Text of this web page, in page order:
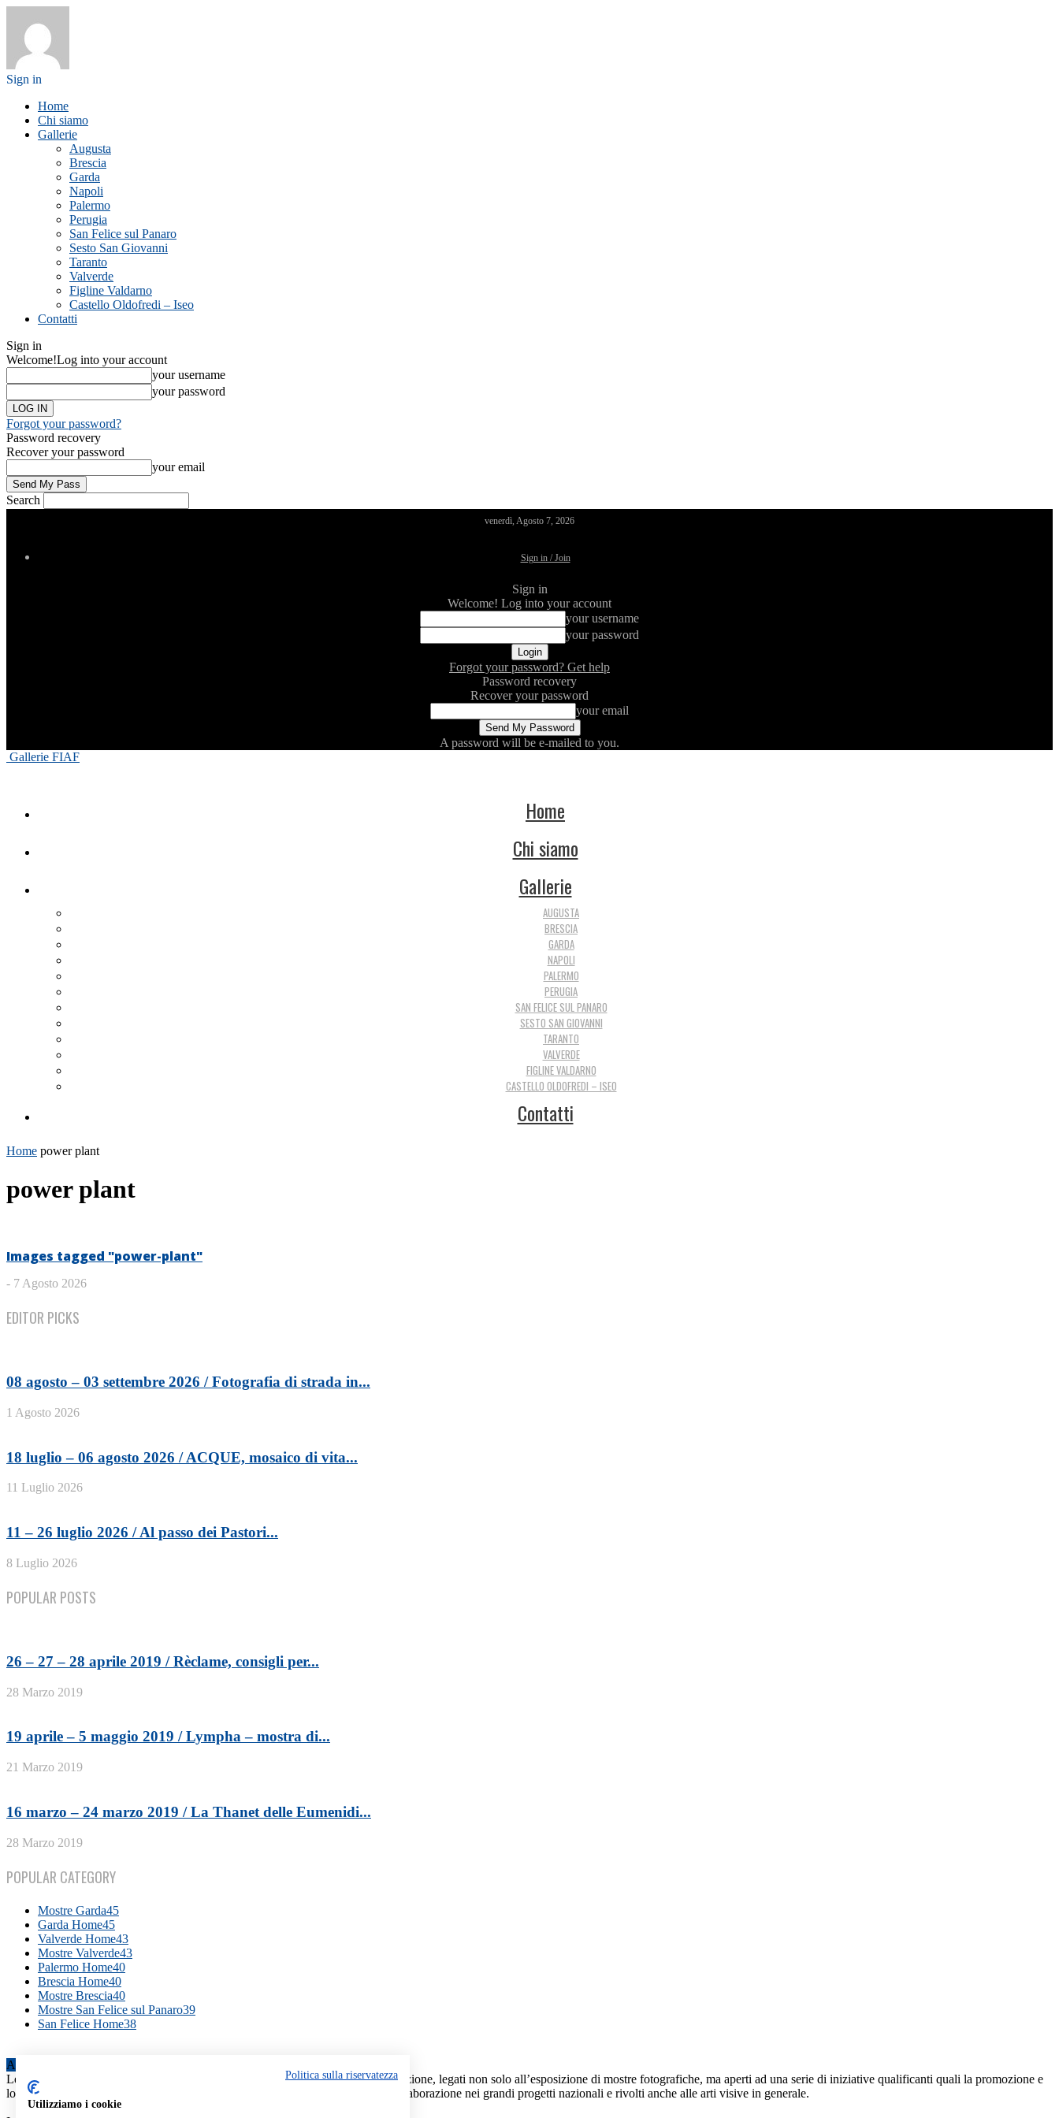
Sign in
Home
Chi siamo
Gallerie
Augusta
Brescia
Garda
Napoli
Palermo
Perugia
San Felice sul Panaro
Sesto San Giovanni
Taranto
Valverde
Figline Valdarno
Castello Oldofredi – Iseo
Contatti
Sign in
Welcome!Log into your account
your username
your password
Forgot your password?
Password recovery
Recover your password
your email
Search
venerdì, Agosto 7, 2026
Sign in / Join
Sign in
Welcome! Log into your account
your username
your password
Forgot your password? Get help
Password recovery
Recover your password
your email
A password will be e-mailed to you.
Gallerie FIAF
Home
Chi siamo
Gallerie
AUGUSTA
BRESCIA
GARDA
NAPOLI
PALERMO
PERUGIA
SAN FELICE SUL PANARO
SESTO SAN GIOVANNI
TARANTO
VALVERDE
FIGLINE VALDARNO
CASTELLO OLDOFREDI – ISEO
Contatti
Home power plant
power plant
Images tagged "power-plant"
- 7 Agosto 2026
EDITOR PICKS
08 agosto – 03 settembre 2026 / Fotografia di strada in...
1 Agosto 2026
18 luglio – 06 agosto 2026 / ACQUE, mosaico di vita...
11 Luglio 2026
11 – 26 luglio 2026 / Al passo dei Pastori...
8 Luglio 2026
POPULAR POSTS
26 – 27 – 28 aprile 2019 / Rèclame, consigli per...
28 Marzo 2019
19 aprile – 5 maggio 2019 / Lympha – mostra di...
21 Marzo 2019
16 marzo – 24 marzo 2019 / La Thanet delle Eumenidi...
28 Marzo 2019
POPULAR CATEGORY
Mostre Garda45
Garda Home45
Valverde Home43
Mostre Valverde43
Palermo Home40
Brescia Home40
Mostre Brescia40
Mostre San Felice sul Panaro39
San Felice Home38
ABOUT US
Le Gallerie FIAF sono gli spazi espositivi riconosciuti ufficialmente dalla Federazione, legati non solo all’esposizione di mostre fotografiche, ma aperti ad una serie di iniziative qualificanti quali la promozione e
lo studio della cultura fotografica, la valorizzazione di iniziative territoriali, la collaborazione nei grandi progetti nazionali e rivolti anche alle arti visive in generale.
Politica sulla riservatezza
Utilizziamo i cookie